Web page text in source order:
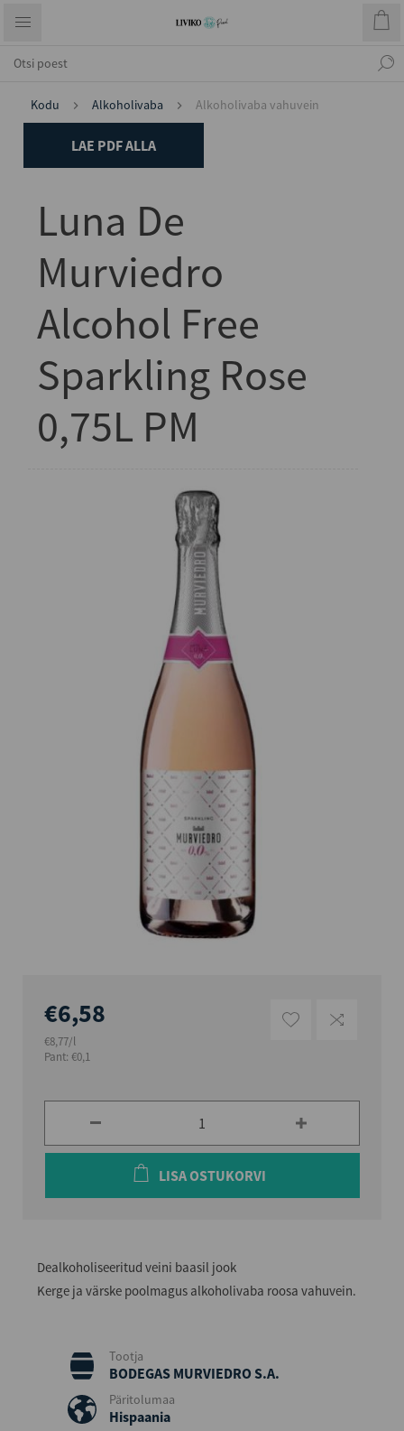
Kodu Alkoholivaba Alkoholivaba vahuvein
LAE PDF ALLA
Luna De
Murviedro
Alcohol Free
Sparkling Rose
0,75L PM
€6,58
€8,77/l
Pant: €0,1
LISA OSTUKORVI
Dealkoholiseeritud veini baasil jook
Kerge ja värske poolmagus alkoholivaba roosa vahuvein.
Tootja
BODEGAS MURVIEDRO S.A.
Päritolumaa
Hispaania